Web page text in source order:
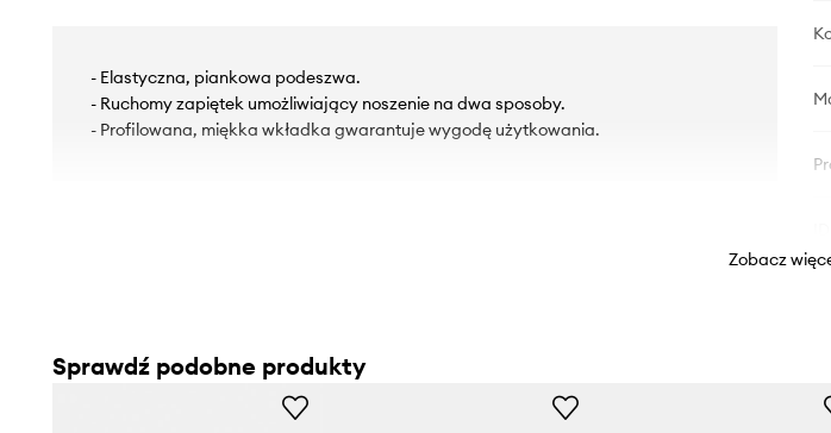
- Elastyczna, piankowa podeszwa.
- Ruchomy zapiętek umożliwiający noszenie na dwa sposoby.
- Profilowana, miękka wkładka gwarantuje wygodę użytkowania.
Zobacz
Sprawdź podobne produkty